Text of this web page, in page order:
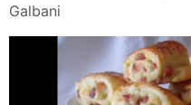
Galbani